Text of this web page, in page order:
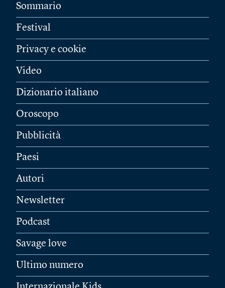
Sommario
Festival
Privacy e cookie
Video
Dizionario italiano
Oroscopo
Pubblicità
Paesi
Autori
Newsletter
Podcast
Savage love
Ultimo numero